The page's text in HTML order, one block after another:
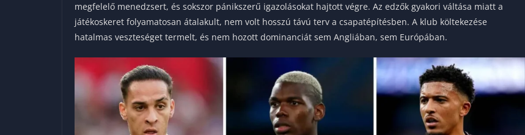
megfelelő menedzsert, és sokszor pánikszerű igazolásokat hajtott végre. Az edzők gyakori váltása miatt a
játékoskeret folyamatosan átalakult, nem volt hosszú távú terv a csapatépítésben. A klub költekezése
hatalmas veszteséget termelt, és nem hozott dominanciát sem Angliában, sem Európában.